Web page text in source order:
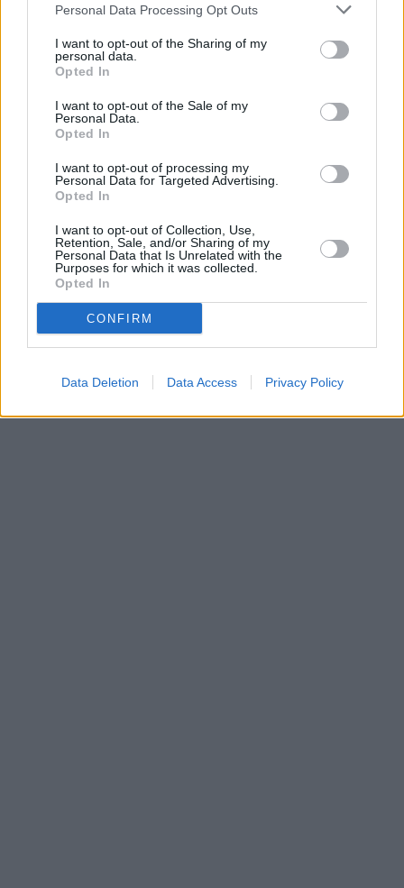
Personal Data Processing Opt Outs
I want to opt-out of the Sharing of my
personal data.
Opted In
I want to opt-out of the Sale of my
Personal Data.
Opted In
I want to opt-out of processing my
Personal Data for Targeted Advertising.
Opted In
I want to opt-out of Collection, Use,
Retention, Sale, and/or Sharing of my
Personal Data that Is Unrelated with the
Purposes for which it was collected.
Opted In
CONFIRM
Data Deletion Data Access Privacy Policy
Programy ve 4K TV
CAID kódovacích
Identy v CA Viaccess
Identy v CA Seca
Identy v CA Nagravision
MTV Unlimited
O webu parabola.cz•O souborech cookies•
Dovolená u moře•Bazény